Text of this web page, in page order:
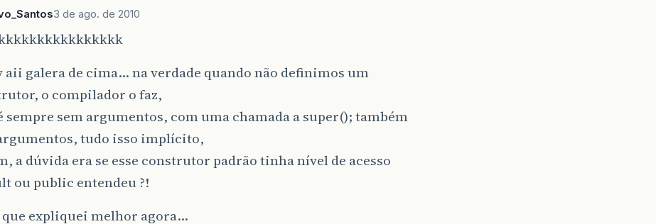
3 de ago. de 2010
aii galera de cima… na verdade quando não definimos um
o compilador o faz,
sempre sem argumentos, com uma chamada a super(); também
tudo isso implícito,
a dúvida era se esse construtor padrão tinha nível de acesso
ou public entendeu ?!
expliquei melhor agora…